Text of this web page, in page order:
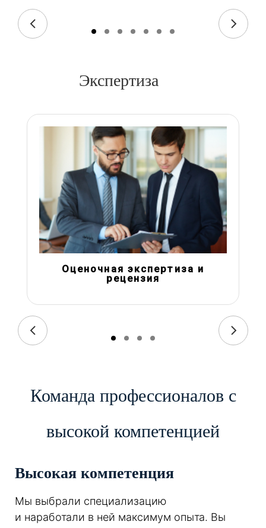
Экспертиза
Оценочная экспертиза и
рецензия
Команда профессионалов с
высокой компетенцией
Высокая компетенция
Мы выбрали специализацию
и наработали в ней максимум опыта. Вы